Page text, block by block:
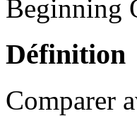
Beginning
Définition
Comparer